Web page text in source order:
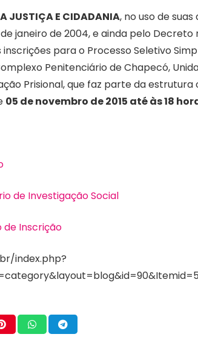
JUSTIÇA E CIDADANIA, no uso de
janeiro de 2004, e ainda pelo Decreto
para o Processo Seletivo
Penitenciário de Chapecó,
Prisional, que faz parte da
05 de novembro de 2015 até às 18
de Investigação Social
de Inscrição
index.php?